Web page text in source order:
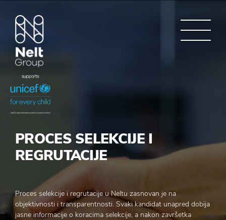
PROCES SELEKCIJE I
REGRUTACIJE
Proces selekcije i regrutacije u Neltu zasnovan je na
objektivnosti i transparentnosti. Svaki kandidat unapred dobija
jasne informacije o koracima selekcije, a nakon završetka